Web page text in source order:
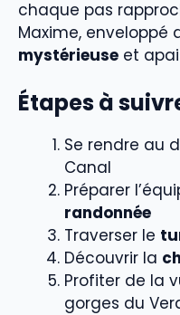
chaque pas
Maxime, enveloppé
mystérieuse et
Étapes à
Se rendre au
Canal
Préparer
randonnée
Traverser le
Découvrir la
Profiter de la
gorges du